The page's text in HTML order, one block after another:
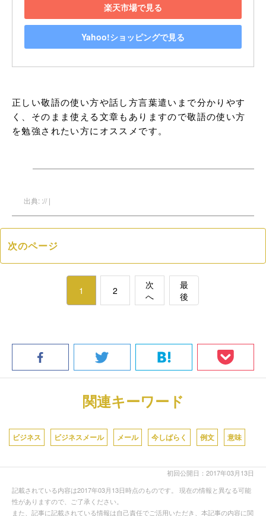
楽天市場で見る
Yahoo!ショッピングで見る
正しい敬語の使い方や話し方言葉遣いまで分かりやす
く、そのまま使える文章もありますので敬語の使い方
を勉強されたい方にオススメです。
出典: :// |
次のページ
1 2
次
へ
最
後
関連キーワード
ビジネス ビジネスメール メール 今しばらく 例文 意味
初回公開日：2017年03月13日
記載されている内容は2017年03月13日時点のものです。 現在の情報と異なる可能
性がありますので、ご了承ください。
また、記事に記載されている情報は自己責任でご活用いただき、本記事の内容に関